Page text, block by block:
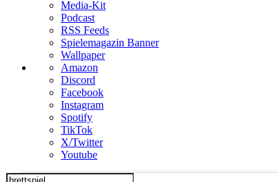
Media-Kit
Podcast
RSS Feeds
Spielemagazin Banner
Wallpaper
Amazon
Discord
Facebook
Instagram
Spotify
TikTok
X/Twitter
Youtube